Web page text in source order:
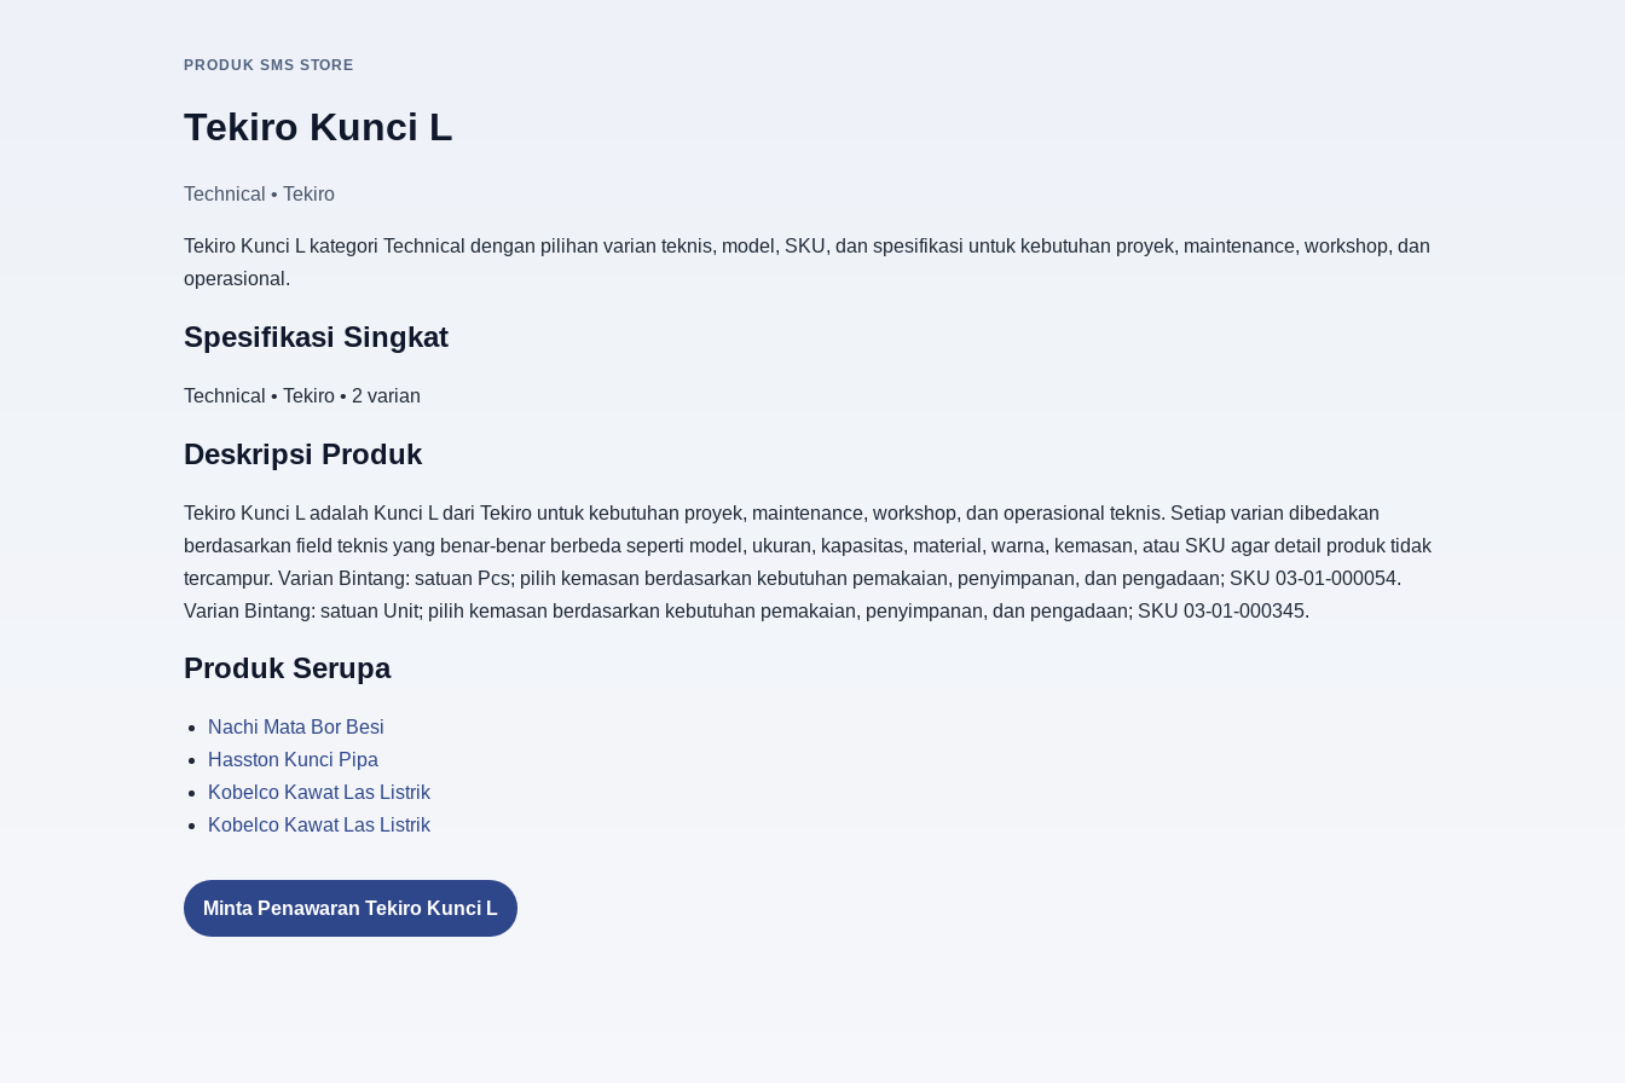
PRODUK SMS STORE
Tekiro Kunci L
Technical • Tekiro
Tekiro Kunci L kategori Technical dengan pilihan varian teknis, model, SKU, dan spesifikasi untuk kebutuhan proyek, maintenance, workshop, dan
operasional.
Spesifikasi Singkat
Technical • Tekiro • 2 varian
Deskripsi Produk
Tekiro Kunci L adalah Kunci L dari Tekiro untuk kebutuhan proyek, maintenance, workshop, dan operasional teknis. Setiap varian dibedakan
berdasarkan field teknis yang benar-benar berbeda seperti model, ukuran, kapasitas, material, warna, kemasan, atau SKU agar detail produk tidak
tercampur. Varian Bintang: satuan Pcs; pilih kemasan berdasarkan kebutuhan pemakaian, penyimpanan, dan pengadaan; SKU 03-01-000054.
Varian Bintang: satuan Unit; pilih kemasan berdasarkan kebutuhan pemakaian, penyimpanan, dan pengadaan; SKU 03-01-000345.
Produk Serupa
Nachi Mata Bor Besi
Hasston Kunci Pipa
Kobelco Kawat Las Listrik
Kobelco Kawat Las Listrik
Minta Penawaran Tekiro Kunci L